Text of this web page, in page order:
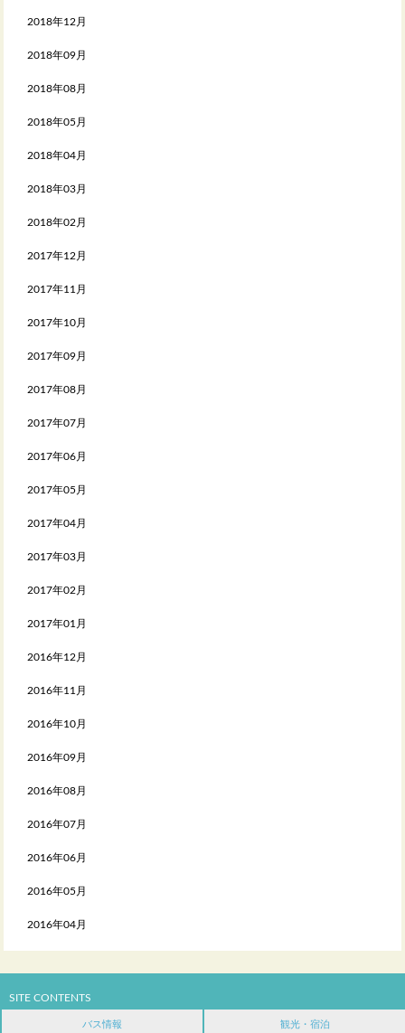
2018年12月
2018年09月
2018年08月
2018年05月
2018年04月
2018年03月
2018年02月
2017年12月
2017年11月
2017年10月
2017年09月
2017年08月
2017年07月
2017年06月
2017年05月
2017年04月
2017年03月
2017年02月
2017年01月
2016年12月
2016年11月
2016年10月
2016年09月
2016年08月
2016年07月
2016年06月
2016年05月
2016年04月
SITE CONTENTS
バス情報 観光・宿泊